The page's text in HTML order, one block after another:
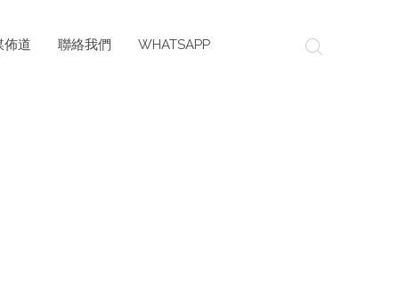
佈道 聯絡我們 WHATSAPP